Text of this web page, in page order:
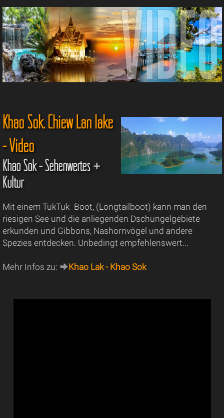
Khao Sok. Chiew Lan lake
- Video
Khao Sok - Sehenwertes +
Kultur
Mit einem TukTuk -Boot, (Longtailboot) kann man den
riesigen See und die anliegenden Dschungelgebiete
erkunden und Gibbons, Nashornvögel und andere
Spezies entdecken. Unbedingt empfehlenswert...
Mehr Infos zu: Khao Lak - Khao Sok